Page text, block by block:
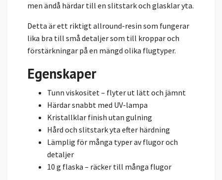
men ändå härdar till en slitstark och glasklar yta.
Detta är ett riktigt allround-resin som fungerar
lika bra till små detaljer som till kroppar och
förstärkningar på en mängd olika flugtyper.
Egenskaper
Tunn viskositet – flyter ut lätt och jämnt
Härdar snabbt med UV-lampa
Kristallklar finish utan gulning
Hård och slitstark yta efter härdning
Lämplig för många typer av flugor och
detaljer
10 g flaska – räcker till många flugor